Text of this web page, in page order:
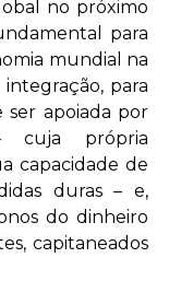
no próximo
para
mundial na
para
ser apoiada por
cuja própria
capacidade de
duras – e,
do dinheiro
capitaneados